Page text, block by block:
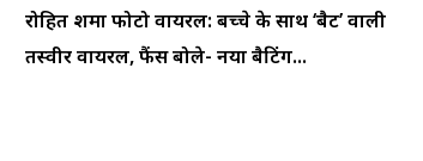
रोहित शर्मा फोटो वायरल: बच्चे के साथ ‘बैट’ वाली
तस्वीर वायरल, फैंस बोले- नया बैटिंग...